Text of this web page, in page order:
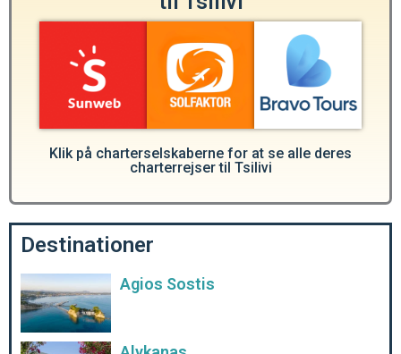
Klik på charterselskaberne for at se alle deres
charterrejser til Tsilivi
Destinationer
Agios Sostis